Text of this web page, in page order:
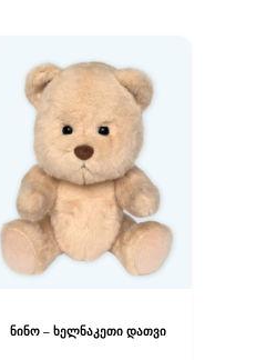
ნინო – ხელნაკეთი დათვი